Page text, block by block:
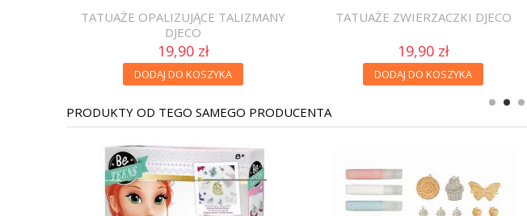
TATUAŻE OPALIZUJĄCE TALIZMANY
DJECO
19,90 zł
DODAJ DO KOSZYKA
TATUAŻE ZWIERZACZKI DJECO
19,90 zł
DODAJ DO KOSZYKA
PRODUKTY OD TEGO SAMEGO PRODUCENTA